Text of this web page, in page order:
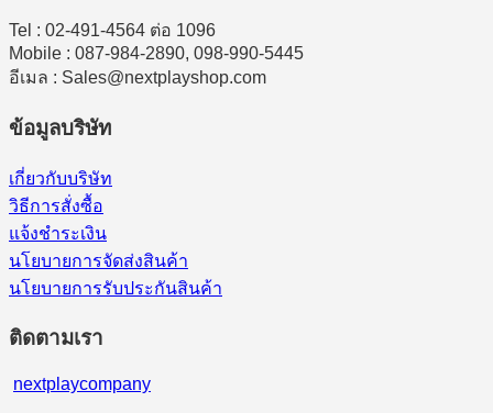
Tel : 02-491-4564 ต่อ 1096
Mobile : 087-984-2890, 098-990-5445
อีเมล : Sales@nextplayshop.com
ข้อมูลบริษัท
เกี่ยวกับบริษัท
วิธีการสั่งซื้อ
แจ้งชำระเงิน
นโยบายการจัดส่งสินค้า
นโยบายการรับประกันสินค้า
ติดตามเรา
nextplaycompany